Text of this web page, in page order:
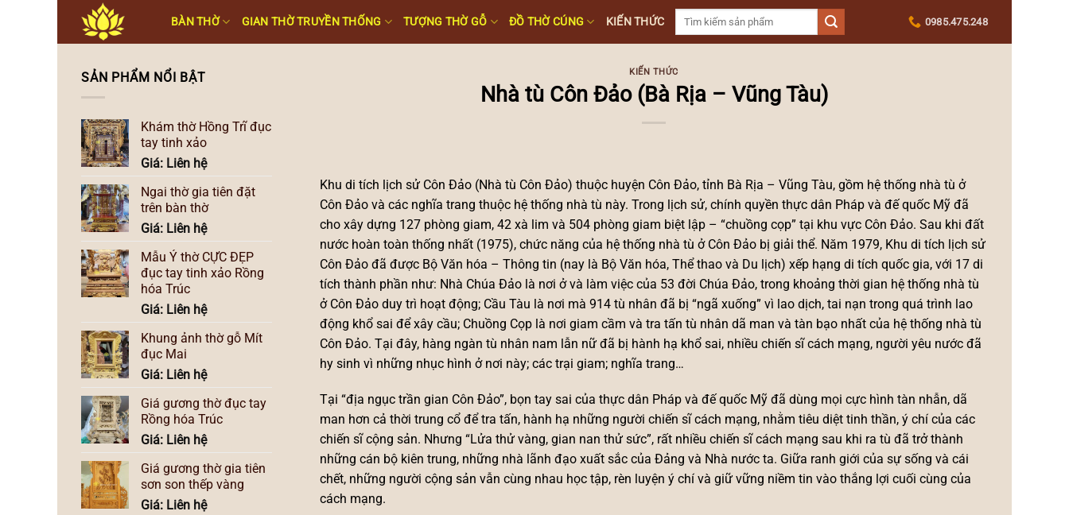
content
BÀN THỜ GIAN THỜ TRUYỀN THỐNG TƯỢNG THỜ GỖ ĐỒ THỜ CÚNG KIẾN THỨC
Tìm
0985.475.248
SẢN PHẨM NỔI BẬT
Khám thờ Hồng Trĩ đục
tay tinh xảo
Giá: Liên hệ
Ngai thờ gia tiên đặt
trên bàn thờ
Giá: Liên hệ
Mẫu Ỷ thờ CỰC ĐẸP
đục tay tinh xảo Rồng
hóa Trúc
Giá: Liên hệ
Khung ảnh thờ gỗ Mít
đục Mai
Giá: Liên hệ
Giá gương thờ đục tay
Rồng hóa Trúc
Giá: Liên hệ
Giá gương thờ gia tiên
sơn son thếp vàng
Giá: Liên hệ
KIẾN THỨC
Nhà tù Côn Đảo (Bà Rịa – Vũng Tàu)
Khu di tích lịch sử Côn Đảo (Nhà tù Côn Đảo) thuộc huyện Côn Đảo, tỉnh Bà Rịa – Vũng Tàu, gồm hệ thống nhà tù ở
Côn Đảo và các nghĩa trang thuộc hệ thống nhà tù này. Trong lịch sử, chính quyền thực dân Pháp và đế quốc Mỹ đã
cho xây dựng 127 phòng giam, 42 xà lim và 504 phòng giam biệt lập – “chuồng cọp” tại khu vực Côn Đảo. Sau khi đất
nước hoàn toàn thống nhất (1975), chức năng của hệ thống nhà tù ở Côn Đảo bị giải thể. Năm 1979, Khu di tích lịch sử
Côn Đảo đã được Bộ Văn hóa – Thông tin (nay là Bộ Văn hóa, Thể thao và Du lịch) xếp hạng di tích quốc gia, với 17 di
tích thành phần như: Nhà Chúa Đảo là nơi ở và làm việc của 53 đời Chúa Đảo, trong khoảng thời gian hệ thống nhà tù
ở Côn Đảo duy trì hoạt động; Cầu Tàu là nơi mà 914 tù nhân đã bị “ngã xuống” vì lao dịch, tai nạn trong quá trình lao
động khổ sai để xây cầu; Chuồng Cọp là nơi giam cầm và tra tấn tù nhân dã man và tàn bạo nhất của hệ thống nhà tù
Côn Đảo. Tại đây, hàng ngàn tù nhân nam lẫn nữ đã bị hành hạ khổ sai, nhiều chiến sĩ cách mạng, người yêu nước đã
hy sinh vì những nhục hình ở nơi này; các trại giam; nghĩa trang…
Tại “địa ngục trần gian Côn Đảo”, bọn tay sai của thực dân Pháp và đế quốc Mỹ đã dùng mọi cực hình tàn nhẫn, dã
man hơn cả thời trung cổ để tra tấn, hành hạ những người chiến sĩ cách mạng, nhằm tiêu diệt tinh thần, ý chí của các
chiến sĩ cộng sản. Nhưng “Lửa thử vàng, gian nan thử sức”, rất nhiều chiến sĩ cách mạng sau khi ra tù đã trở thành
những cán bộ kiên trung, những nhà lãnh đạo xuất sắc của Đảng và Nhà nước ta. Giữa ranh giới của sự sống và cái
chết, những người cộng sản vẫn cùng nhau học tập, rèn luyện ý chí và giữ vững niềm tin vào thắng lợi cuối cùng của
cách mạng.